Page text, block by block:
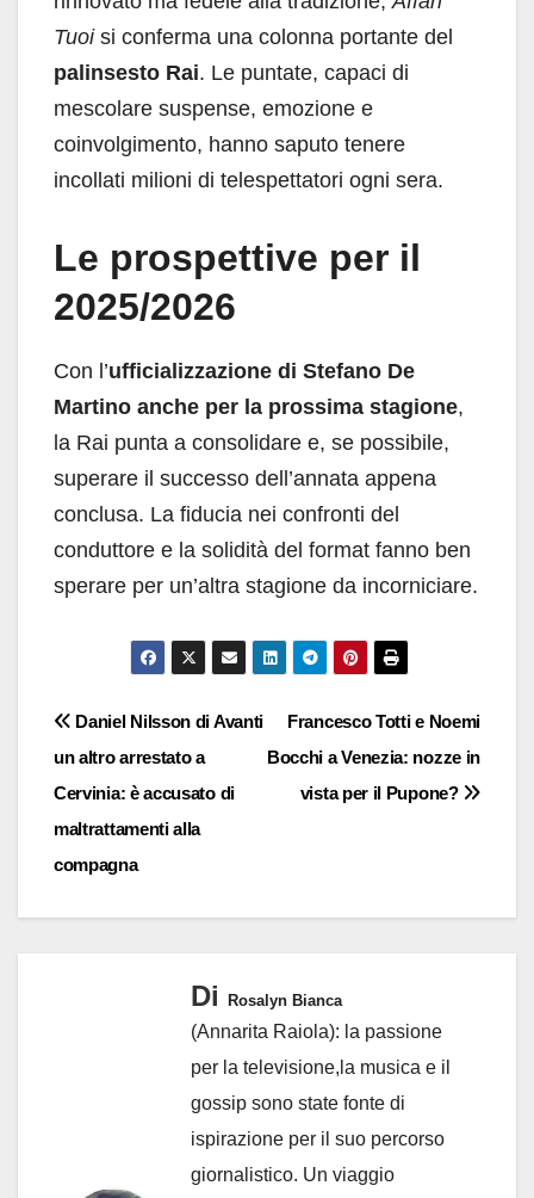
Tuoisi conferma una colonna portante del
palinsesto Rai. Le puntate, capaci di
mescolare suspense, emozione e
coinvolgimento, hanno saputo tenere
incollati milioni di telespettatori ogni sera.
Le prospettive per il
2025/2026
Con l’ufficializzazione di Stefano De
Martino anche per la prossima stagione,
la Rai punta a consolidare e, se possibile,
superare il successo dell’annata appena
conclusa. La fiducia nei confronti del
conduttore e la solidità del format fanno ben
sperare per un’altra stagione da incorniciare.
Navigazione
articoli
Francesco Totti e Noemi
Bocchi a Venezia: nozze in
vista per il Pupone?
Daniel Nilsson di Avanti
un altro arrestato a
Cervinia: è accusato di
maltrattamenti alla
compagna
Di Rosalyn Bianca
(Annarita Raiola): la passione
per la televisione,la musica e il
gossip sono state fonte di
ispirazione per il suo percorso
giornalistico. Un viaggio